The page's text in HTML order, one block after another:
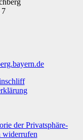
der Privatsphäre-